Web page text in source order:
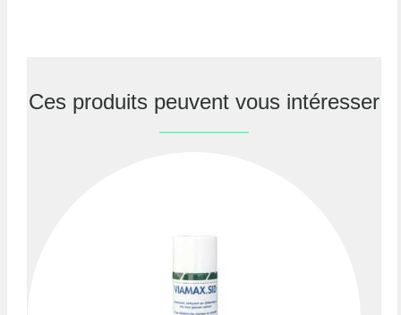
Ces produits peuvent vous intéresser